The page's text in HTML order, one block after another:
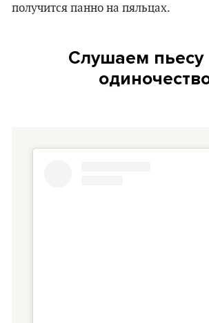
получится панно на пяльцах.
Слушаем пьесу